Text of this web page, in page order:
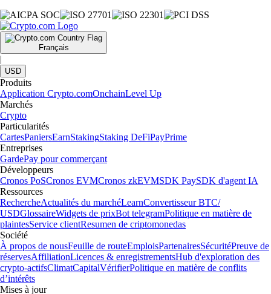
Français
|
USD
Produits
Application Crypto.comOnchainLevel Up
Marchés
Crypto
Particularités
CartesPaniersEarnStakingStaking DeFiPayPrime
Entreprises
GardePay pour commerçant
Développeurs
Cronos PoSCronos EVMCronos zkEVMSDK PaySDK d'agent IA
Ressources
RechercheActualités du marchéLearnConvertisseur BTC/
USDGlossaireWidgets de prixBot telegramPolitique en matière de
plaintesService clientResumen de criptomonedas
Société
À propos de nousFeuille de routeEmploisPartenairesSécuritéPreuve de
réservesAffiliationLicences & enregistrementsHub d'exploration des
crypto-actifsClimatCapitalVérifierPolitique en matière de conflits
d’intérêts
Mises à jour